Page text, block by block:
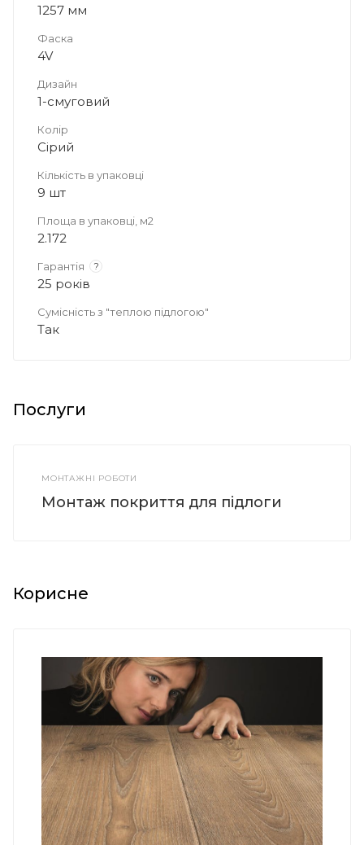
1257 мм
Фаска
4V
Дизайн
1-смуговий
Колір
Сірий
Кількість в упаковці
9 шт
Площа в упаковці, м2
2.172
Гарантія ?
25 років
Сумісність з "теплою підлогою"
Так
Послуги
МОНТАЖНІ РОБОТИ
Монтаж покриття для підлоги
Корисне